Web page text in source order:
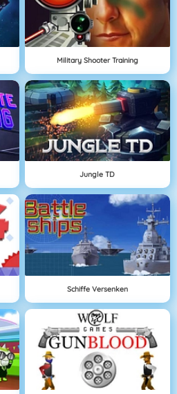
Military Shooter Training
Jungle TD
Schiffe Versenken